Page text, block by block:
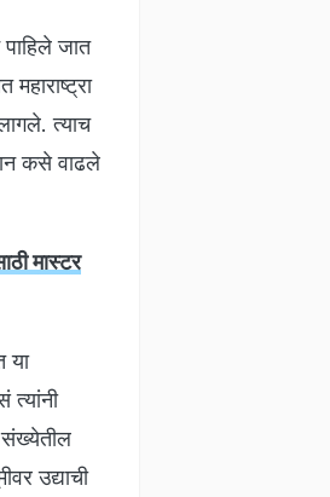
जात
त्याच
कसे वाढले
मास्टर
या
त्यांनी
संख्येतील
उद्याची